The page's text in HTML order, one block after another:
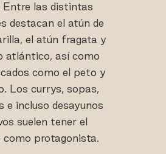
Entre las distintas
destacan el atún de
el atún fragata y
atlántico, así como
como el peto y
Los currys, sopas,
e incluso desayunos
suelen tener el
como protagonista.